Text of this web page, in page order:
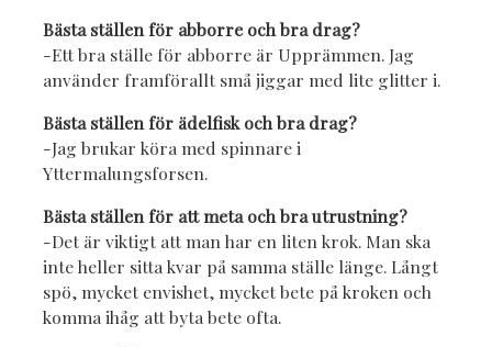
Bästa ställen för abborre och bra drag?
-Ett bra ställe för abborre är Upprämmen. Jag
använder framförallt små jiggar med lite glitter i.
Bästa ställen för ädelfisk och bra drag?
-Jag brukar köra med spinnare i
Yttermalungsforsen.
Bästa ställen för att meta och bra utrustning?
-Det är viktigt att man har en liten krok. Man ska
inte heller sitta kvar på samma ställe länge. Långt
spö, mycket envishet, mycket bete på kroken och
komma ihåg att byta bete ofta.